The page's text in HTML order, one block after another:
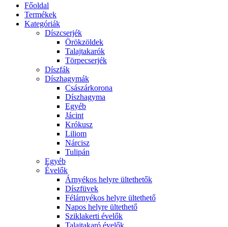
Főoldal
Termékek
Kategóriák
Díszcserjék
Örökzöldek
Talajtakarók
Törpecserjék
Díszfák
Díszhagymák
Császárkorona
Díszhagyma
Egyéb
Jácint
Krókusz
Liliom
Nárcisz
Tulipán
Egyéb
Évelők
Árnyékos helyre ültethetők
Díszfüvek
Félárnyékos helyre ültethető
Napos helyre ültethető
Sziklakerti évelők
Talajtakaró évelők